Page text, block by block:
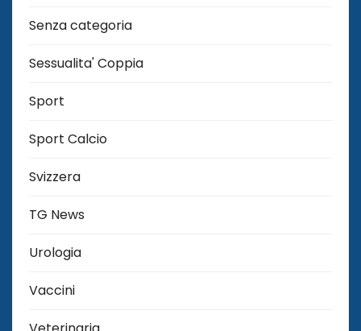
Senza categoria
Sessualita' Coppia
Sport
Sport Calcio
Svizzera
TG News
Urologia
Vaccini